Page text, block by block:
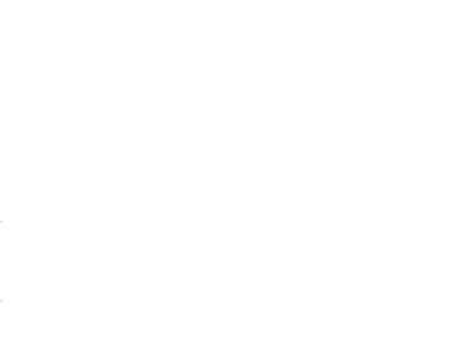
che il genere di sdoganamento richiede.